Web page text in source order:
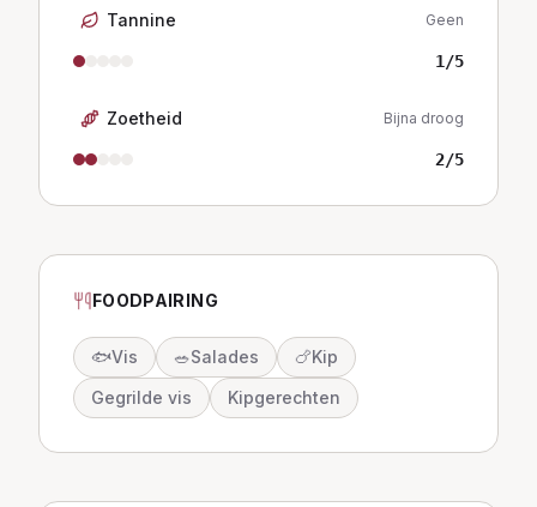
Tannine Geen
1 /5
Zoetheid Bijna droog
2/5
FOODPAIRING
🐟Vis 🥗Salades 🍗Kip
Gegrilde vis
Kipgerechten